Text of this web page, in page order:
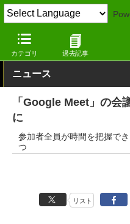
カテゴリ 過去記事
窓の杜 オフィス・ドキュメント
ニュース
「Google Meet」の会
に
参加者全員が時間を把握で
つ
リスト